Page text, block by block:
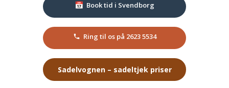
📅 Book tid i Svendborg
Ring til os på 2623 5534
Sadelvognen – sadeltjek priser